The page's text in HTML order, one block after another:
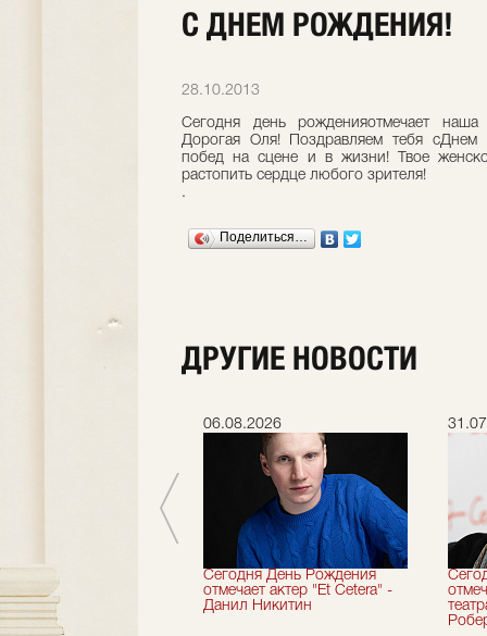
С ДНЕМ РОЖДЕНИЯ!
28.10.2013
Сегодня день рожденияотмечает наша
Дорогая Оля! Поздравляем тебя сДнем
побед на сцене и в жизни! Твое
растопить сердце любого зрителя!
.
Поделиться…
ДРУГИЕ НОВОСТИ
сезон!
06.08.2026
Сегодня День Рождения
отмечает актер "Et Cetera" -
Данил Никитин